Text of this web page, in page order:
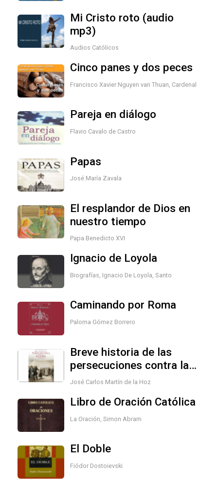
Mi Cristo roto (audio
mp3)
Audios Católicos
Cinco panes y dos peces
Francisco Xavier Nguyen van Thuan, Cardenal
Pareja en diálogo
Flavio Cavalo de Castro
Papas
José María Zavala
El resplandor de Dios en
nuestro tiempo
Papa Benedicto XVI
Ignacio de Loyola
Biografías Ignacio De Loyola, Santo
Caminando por Roma
Paloma Gómez Borrero
Breve historia de las
persecuciones contra la
Iglesia
José Carlos Martín de la Hoz
Libro de Oración Católica
La Oración Simon Abram
El Doble
Fiódor Dostoievski